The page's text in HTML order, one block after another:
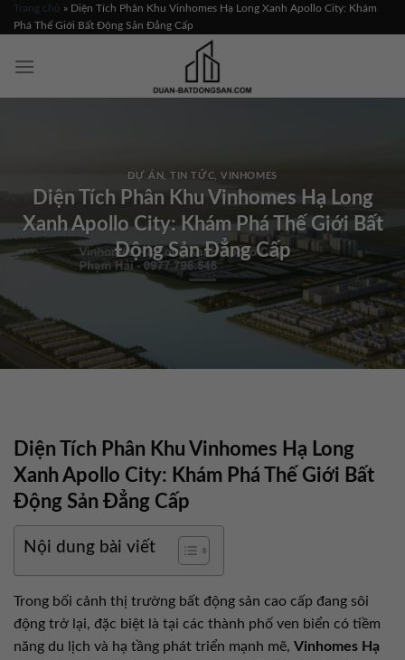
Skip
to
Trang chủ » Diện Tích Phân Khu Vinhomes Hạ Long Xanh Apollo City: Khám
Phá Thế Giới Bất Động Sản Đẳng Cấp
DỰ ÁN ,TIN TỨC ,VINHOMES
Diện Tích Phân Khu Vinhomes Hạ Long
Xanh Apollo City: Khám Phá Thế Giới Bất
Động Sản Đẳng Cấp
Diện Tích Phân Khu Vinhomes Hạ Long
Xanh Apollo City: Khám Phá Thế Giới Bất
Động Sản Đẳng Cấp
Nội dung bài viết
Trong bối cảnh thị trường bất động sản cao cấp đang sôi
động trở lại, đặc biệt là tại các thành phố ven biển có tiềm
năng du lịch và hạ tầng phát triển mạnh mẽ, Vinhomes Hạ